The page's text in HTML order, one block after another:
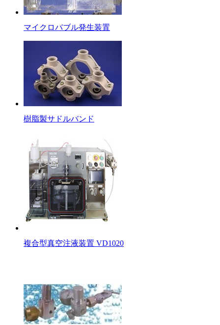
マイクロバブル発生装置
樹脂製サドルバンド
複合型真空注液装置 VD1020